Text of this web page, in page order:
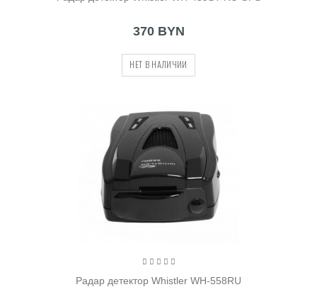
370 BYN
НЕТ В НАЛИЧИИ
Радар детектор Whistler WH-558RU